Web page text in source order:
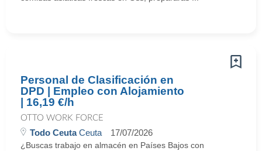
Personal de Clasificación en
DPD | Empleo con Alojamiento
| 16,19 €/h
OTTO WORK FORCE
Todo CeutaCeuta 17/07/2026
¿Buscas trabajo en almacén en Países Bajos con